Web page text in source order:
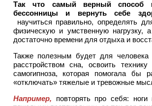
Так что самый верный способ
бессонницы и вернуть себе
научиться правильно, определять
физическую и умственную нагрузку,
достаточно времени для отдыха и
Также полезным будет для человека
расстройством сна, освоить
самогипноза, которая помогала бы
«отключать» тяжелые и тревожные
Например, повторять про себя: ноги